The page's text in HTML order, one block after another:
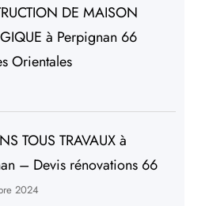
DE MAISON
à Perpignan 66
Orientales
TOUS TRAVAUX à
– Devis rénovations 66
2024